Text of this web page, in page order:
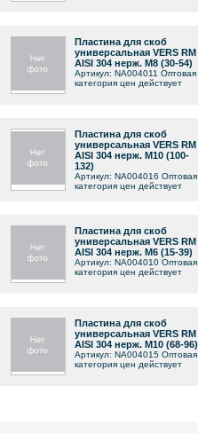
Пластина для cкоб
универсальная VERS RM
AISI 304 нерж. M8 (30-54)
Артикул: NA004011 Оптовая
категория цен действует
Пластина для cкоб
универсальная VERS RM
AISI 304 нерж. M10 (100-
132)
Артикул: NA004016 Оптовая
категория цен действует
Пластина для cкоб
универсальная VERS RM
AISI 304 нерж. M6 (15-39)
Артикул: NA004010 Оптовая
категория цен действует
Пластина для cкоб
универсальная VERS RM
AISI 304 нерж. M10 (68-96)
Артикул: NA004015 Оптовая
категория цен действует